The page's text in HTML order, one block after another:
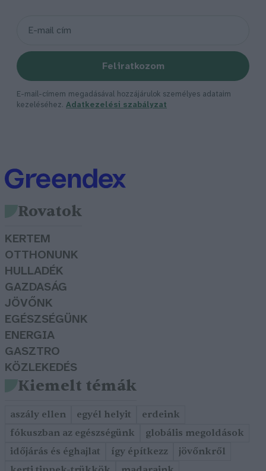
Feliratkozom
E-mail-címem megadásával hozzájárulok személyes adataim
kezeléséhez. Adatkezelési szabályzat
Rovatok
KERTEM
OTTHONUNK
HULLADÉK
GAZDASÁG
JÖVŐNK
EGÉSZSÉGÜNK
ENERGIA
GASZTRO
KÖZLEKEDÉS
Kiemelt témák
aszály ellen egyél helyit
erdeink
fókuszban az egészségünk
globális megoldások
időjárás és éghajlat
így építkezz
jövőnkről